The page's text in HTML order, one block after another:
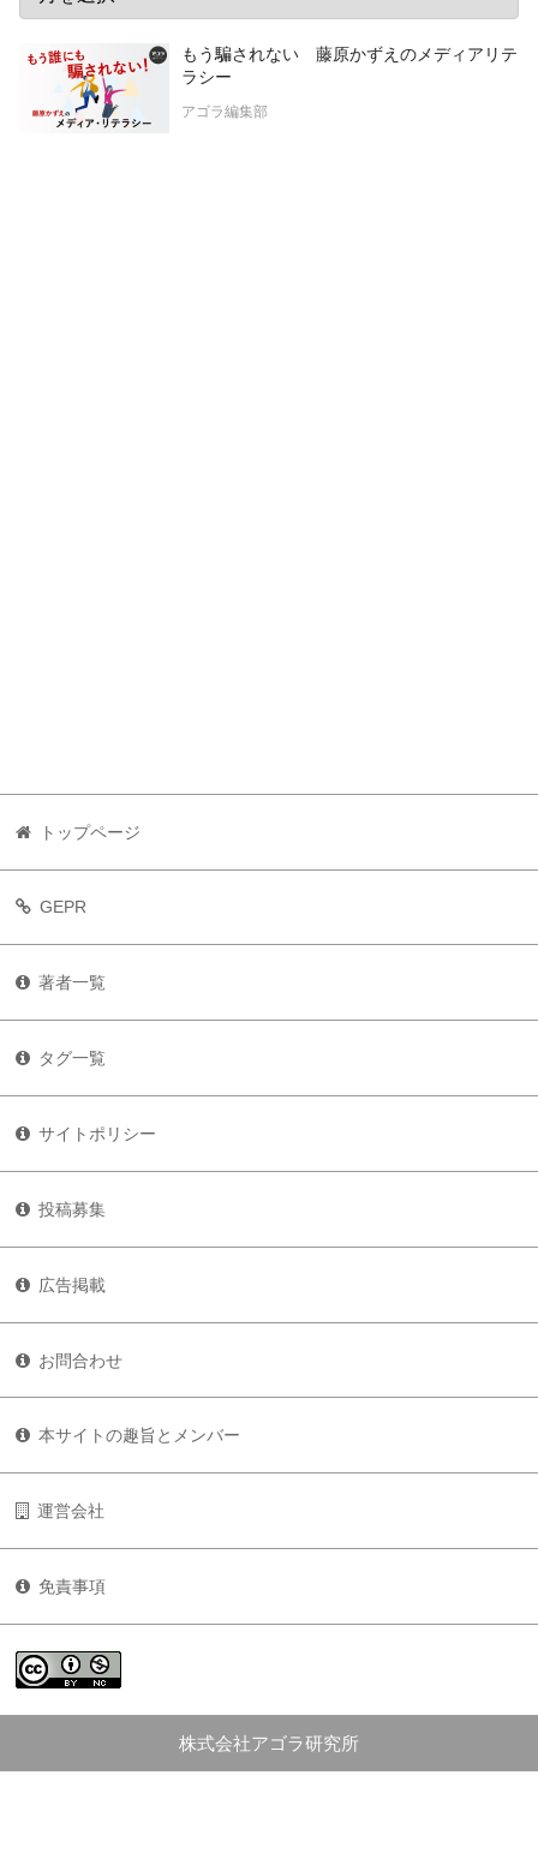
もう騙されない 藤原かずえのメディアリテ
ラシー
アゴラ編集部
トップページ
GEPR
著者一覧
タグ一覧
サイトポリシー
投稿募集
広告掲載
お問合わせ
本サイトの趣旨とメンバー
運営会社
免責事項
株式会社アゴラ研究所